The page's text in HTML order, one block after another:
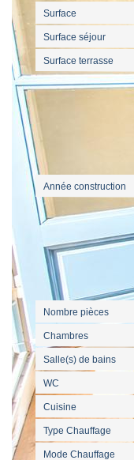
Surface
Surface séjour
Surface terrasse
Extérieur
Année construction
Intérieur
Nombre pièces
Chambres
Salle(s) de bains
WC
Cuisine
Type Chauffage
Mode Chauffage